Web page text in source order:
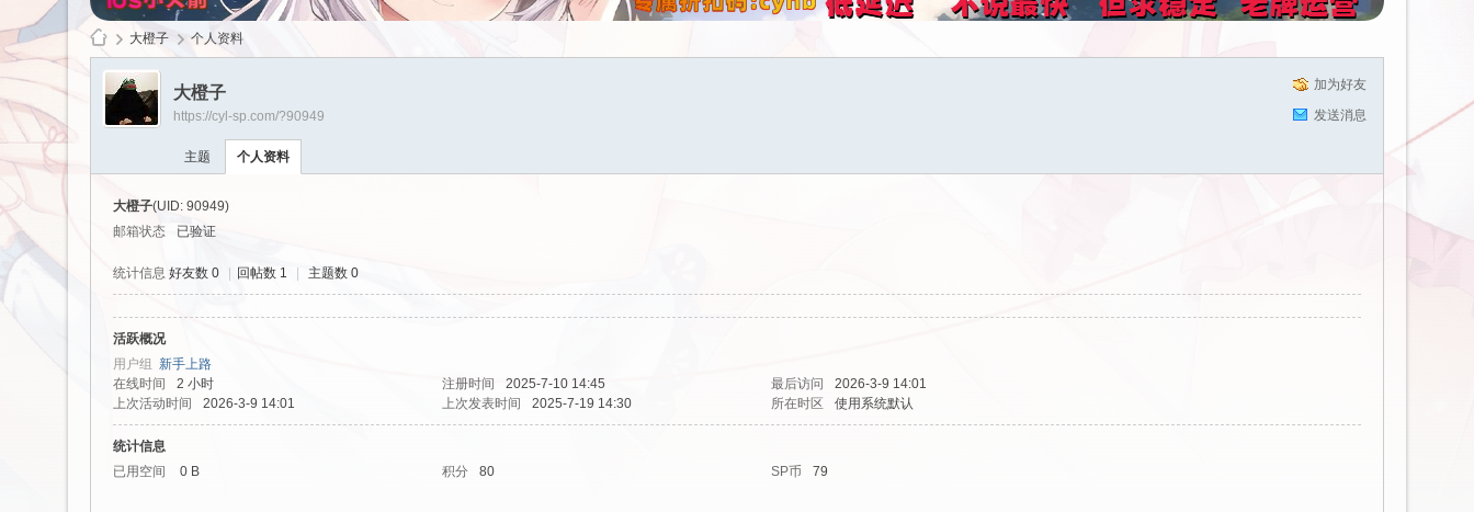
大橙子 个人资料
加为好友
发送消息
大橙子
https://cyl-sp.com/?90949
主题 个人资料
大橙子(UID: 90949)
邮箱状态
已验证
统计信息 好友数 0 回帖数 1 主题数 0
活跃概况
用户组 新手上路
在线时间
2 小时 注册时间 2025-7-10 14:45 最后访问
2026-3-9 14:01
上次活动时间
2026-3-9 14:01 上次发表时间 2025-7-19 14:30 所在时区 使用系统默认
统计信息
已用空间
0 B 积分 80 SP币 79